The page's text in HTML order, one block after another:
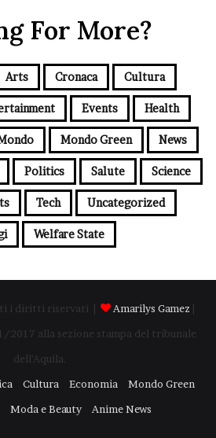
For More?
Arts Cronaca Cultura
Events Health
Mondo Green News
Politics Salute Science
Tech Uncategorized
Welfare State
i diritti riservati | Amarilys Gamez
2017 alla sezione stampa del tribunale
dell'Aquila.
Cultura Economia
Mondo Green
Moda e Beauty Anime News